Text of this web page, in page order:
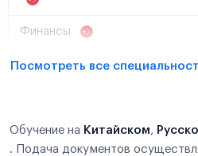
Финансы
Посмотреть все
Обучение на Китайском,
. Подача документов